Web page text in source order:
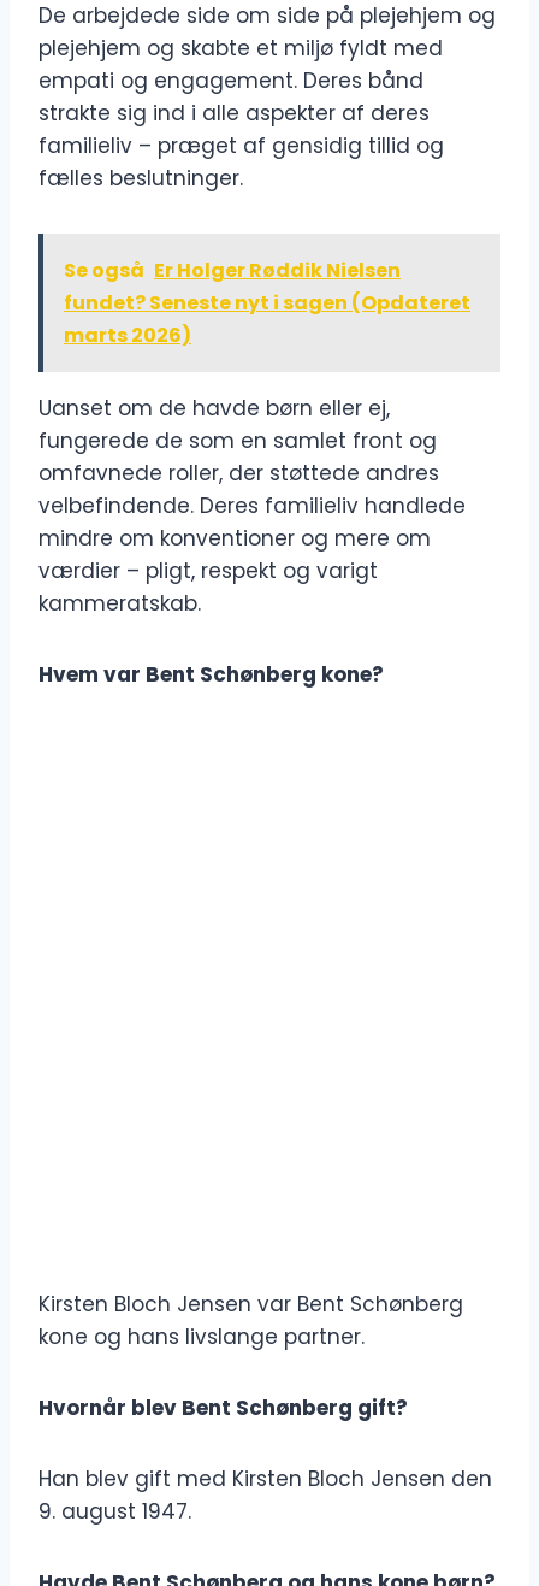
De arbejdede side om side på plejehjem og
plejehjem og skabte et miljø fyldt med
empati og engagement. Deres bånd
strakte sig ind i alle aspekter af deres
familieliv – præget af gensidig tillid og
fælles beslutninger.
Se også Er Holger Røddik Nielsen
fundet? Seneste nyt i sagen (Opdateret
marts 2026)
Uanset om de havde børn eller ej,
fungerede de som en samlet front og
omfavnede roller, der støttede andres
velbefindende. Deres familieliv handlede
mindre om konventioner og mere om
værdier – pligt, respekt og varigt
kammeratskab.
Hvem var Bent Schønberg kone?
Kirsten Bloch Jensen var Bent Schønberg
kone og hans livslange partner.
Hvornår blev Bent Schønberg gift?
Han blev gift med Kirsten Bloch Jensen den
9. august 1947.